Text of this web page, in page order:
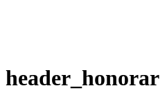
header_honorar